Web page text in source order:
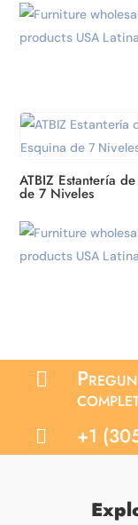
ATBIZ Estantería
de 7 Niveles

 +1